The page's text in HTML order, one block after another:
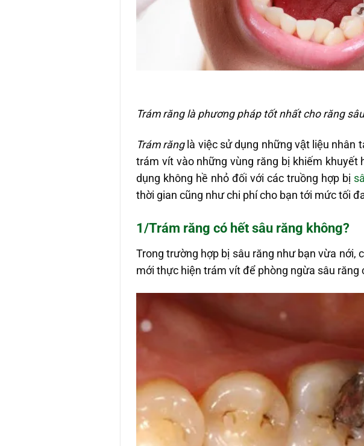
Trám răng là phương pháp tốt nhất cho răng
Trám rănglà việc sử dụng những vật liệu nhân
trám vít vào những vùng răng bị khiếm khuyết
dụng không hề nhỏ đối với các truồng hợp bị
thời gian cũng như chi phí cho bạn tới mức tối
1/Trám răng có hết sâu răng không?
Trong trường hợp bị sâu răng như bạn vừa nới,
mới thực hiện trám vít để phòng ngừa sâu răng